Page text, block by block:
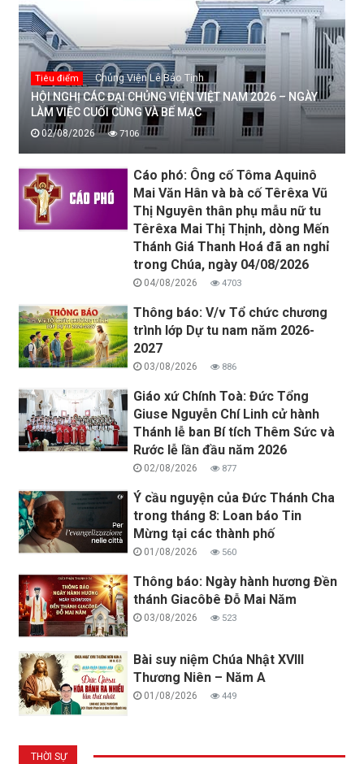
Tiêu điểm Chủng Viện Lê Bảo Tịnh
HỘI NGHỊ CÁC ĐẠI CHỦNG VIỆN VIỆT NAM 2026 – NGÀY
LÀM VIỆC CUỐI CÙNG VÀ BẾ MẠC
02/08/2026 7106
Cáo phó: Ông cố Tôma Aquinô
Mai Văn Hân và bà cố Têrêxa Vũ
Thị Nguyên thân phụ mẫu nữ tu
Têrêxa Mai Thị Thịnh, dòng Mến
Thánh Giá Thanh Hoá đã an nghỉ
trong Chúa, ngày 04/08/2026
04/08/2026 4703
Thông báo: V/v Tổ chức chương
trình lớp Dự tu nam năm 2026-
2027
03/08/2026 886
Giáo xứ Chính Toà: Đức Tổng
Giuse Nguyễn Chí Linh cử hành
Thánh lễ ban Bí tích Thêm Sức và
Rước lễ lần đầu năm 2026
02/08/2026 877
Ý cầu nguyện của Đức Thánh Cha
trong tháng 8: Loan báo Tin
Mừng tại các thành phố
01/08/2026 560
Thông báo: Ngày hành hương Đền
thánh Giacôbê Đỗ Mai Năm
03/08/2026 523
Bài suy niệm Chúa Nhật XVIII
Thương Niên – Năm A
01/08/2026 449
THỜI SỰ